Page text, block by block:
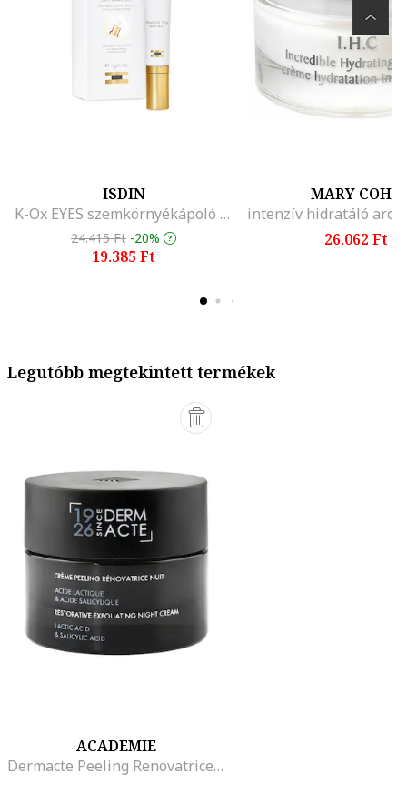
ISDIN
K-Ox EYES szemkörnyékápoló krém K-vitamin-oxiddal a sötét karikák elhalványítására, 15 ml
24.415 Ft -20%
19.385 Ft
MARY COHR
26.062 Ft
Legutóbb megtekintett termékek
ACADEMIE
Dermacte Peeling Renovatrice éjszakai arckrém, 50ml